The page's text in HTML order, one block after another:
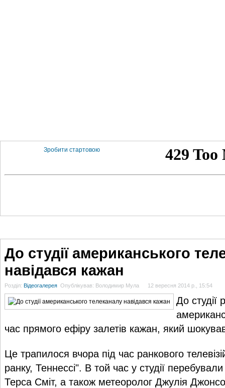
Зробити стартовою
До студії американського
навідався кажан
Розділ: Відеогалерея Опублікував: Володимир Мула 12 вересня 2014 р., 15:54
До студії
час прямого ефіру залетів кажан, який
Це трапилося вчора під час ранкового
ранку, Теннессі". В той час у студії
Терса Сміт, а також метеоролог Джулія